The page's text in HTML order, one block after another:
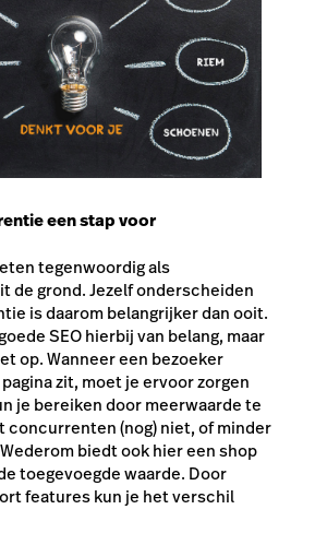
een stap voor
tegenwoordig als
de grond. Jezelf onderscheiden
is daarom belangrijker dan ooit.
SEO hierbij van belang, maar
op. Wanneer een bezoeker
zit, moet je ervoor zorgen
je bereiken door meerwaarde te
concurrenten (nog) niet, of minder
biedt ook hier een shop
toegevoegde waarde. Door
features kun je het verschil